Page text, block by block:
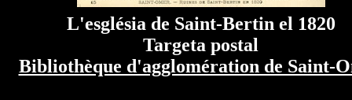
L'església de Saint-Bertin el 1820
Targeta postal
Bibliothèque d'agglomération de Saint-